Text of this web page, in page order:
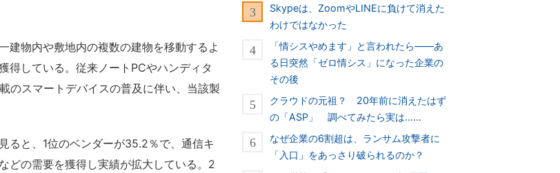
物内や敷地内の複数の建物を移動するよ
得している。従来ノートPCやハンディタ
のスマートデバイスの普及に伴い、当該製
ると、1位のベンダーが35.2％で、通信キ
どの需要を獲得し実績が拡大している。2
Skypeは、ZoomやLINEに負けて消えた
わけではなかった
「情シスやめます」と言われたら――あ
る日突然「ゼロ情シス」になった企業の
その後
クラウドの元祖？ 20年前に消えたはず
の「ASP」 調べてみたら実は……
なぜ企業の6割超は、ランサム攻撃者に
「入口」をあっさり破られるのか？